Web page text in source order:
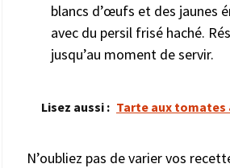
blancs d’œufs et des jaunes
avec du persil frisé haché.
jusqu’au moment de servir.
Lisez aussi : Tarte aux tomates
N’oubliez pas de varier vos